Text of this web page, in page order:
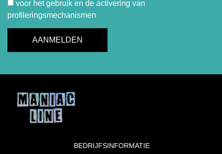
voor het gebruik en de activering van
profileringsmechanismen
BEDRIJFSINFORMATIE